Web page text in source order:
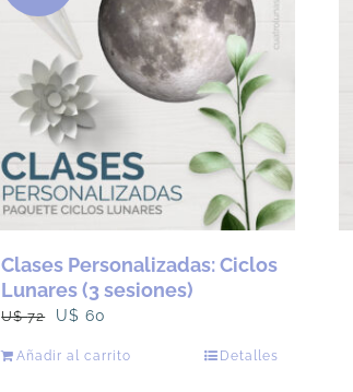
Clases Personalizadas: Ciclos
Lunares (3 sesiones)
U$72
El
U$60
Añadir al carrito Detalles